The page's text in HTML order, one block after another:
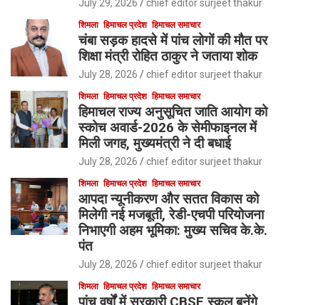
July 29, 2026 chief editor surjeet thakur
शिमला हिमाचल प्रदेश हिमाचल समाचार
चंबा सड़क हादसे में पांच लोगों की मौत पर
शिक्षा मंत्री रोहित ठाकुर ने जताया शोक
July 28, 2026 chief editor surjeet thakur
शिमला हिमाचल प्रदेश हिमाचल समाचार
हिमाचल राज्य अनुसूचित जाति आयोग को
स्कोच अवार्ड-2026 के सेमीफाइनल में
मिली जगह, मुख्यमंत्री ने दी बधाई
July 28, 2026 chief editor surjeet thakur
शिमला हिमाचल प्रदेश हिमाचल समाचार
आपदा न्यूनीकरण और सतत विकास को
मिलेगी नई मजबूती, रेडी-एचपी परियोजना
निभाएगी अहम भूमिका: मुख्य सचिव के.के.
पंत
July 28, 2026 chief editor surjeet thakur
शिमला हिमाचल प्रदेश हिमाचल समाचार